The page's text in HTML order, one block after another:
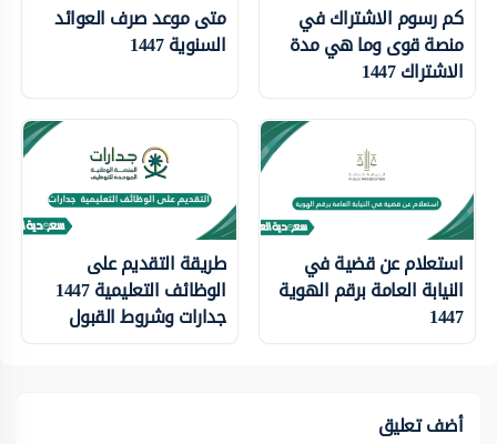
كم رسوم الاشتراك في
منصة قوى وما هي مدة
الاشتراك 1447
متى موعد صرف العوائد
السنوية 1447
استعلام عن قضية في
النيابة العامة برقم الهوية
1447
طريقة التقديم على
الوظائف التعليمية 1447
جدارات وشروط القبول
أضف تعليق